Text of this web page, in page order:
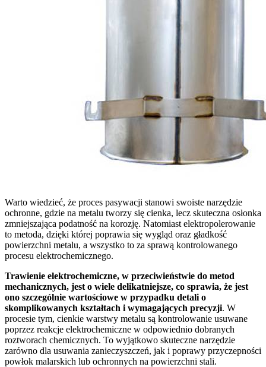
Warto wiedzieć, że proces pasywacji stanowi swoiste narzędzie
ochronne, gdzie na metalu tworzy się cienka, lecz skuteczna osłonka
zmniejszająca podatność na korozję. Natomiast elektropolerowanie
to metoda, dzięki której poprawia się wygląd oraz gładkość
powierzchni metalu, a wszystko to za sprawą kontrolowanego
procesu elektrochemicznego.
Trawienie elektrochemiczne, w przeciwieństwie do metod
mechanicznych, jest o wiele delikatniejsze, co sprawia, że jest
ono szczególnie wartościowe w przypadku detali o
skomplikowanych kształtach i wymagających precyzji. W
procesie tym, cienkie warstwy metalu są kontrolowanie usuwane
poprzez reakcje elektrochemiczne w odpowiednio dobranych
roztworach chemicznych. To wyjątkowo skuteczne narzędzie
zarówno dla usuwania zanieczyszczeń, jak i poprawy przyczepności
powłok malarskich lub ochronnych na powierzchni stali.